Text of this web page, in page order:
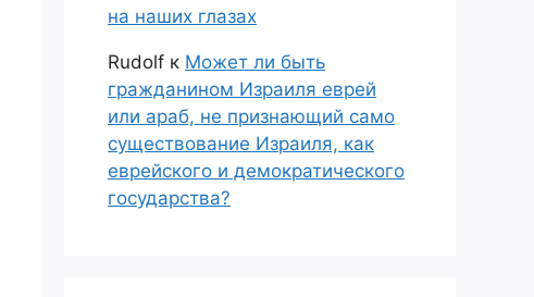
на наших глазах
Rudolf к Может ли быть
гражданином Израиля еврей
или араб, не признающий само
существование Израиля, как
еврейского и демократического
государства?